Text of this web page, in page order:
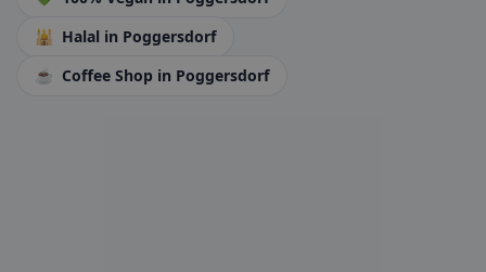
🕌 Halal in Poggersdorf
☕ Coffee Shop in Poggersdorf